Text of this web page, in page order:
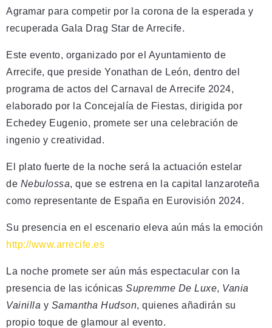
Agramar para competir por la corona de la esperada y
recuperada Gala Drag Star de Arrecife.
Este evento, organizado por el Ayuntamiento de
Arrecife, que preside Yonathan de León, dentro del
programa de actos del Carnaval de Arrecife 2024,
elaborado por la Concejalía de Fiestas, dirigida por
Echedey Eugenio, promete ser una celebración de
ingenio y creatividad.
El plato fuerte de la noche será la actuación estelar
de Nebulossa, que se estrena en la capital lanzaroteña
como representante de España en Eurovisión 2024.
Su presencia en el escenario eleva aún más la emoción
http://www.arrecife.es
La noche promete ser aún más espectacular con la
presencia de las icónicas Supremme De Luxe, Vania
Vainilla y Samantha Hudson, quienes añadirán su
propio toque de glamour al evento.